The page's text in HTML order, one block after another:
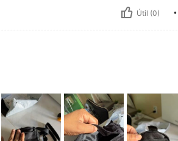
Útil (0)